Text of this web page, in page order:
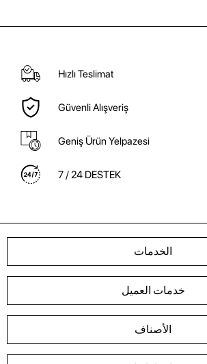
Hızlı Teslimat
Güvenli Alışveriş
Geniş Ürün Yelpazesi
7 / 24 DESTEK
الخدمات
خدمات العميل
الأصناف